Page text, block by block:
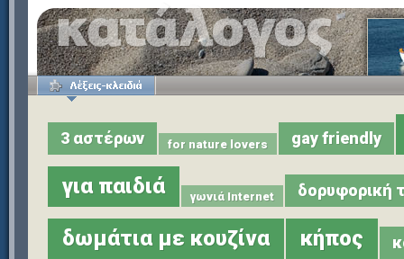
3 αστέρων for nature lovers gay friendly
για παιδιά γωνιά Internet δορυφορική
δωμάτια με κουζίνα κήπος